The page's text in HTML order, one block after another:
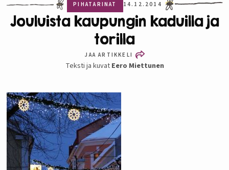
PIHATARINAT 14.12.2014
Jouluista kaupungin kaduilla ja
torilla
JAA ARTIKKELI
Teksti ja kuvat Eero Miettunen